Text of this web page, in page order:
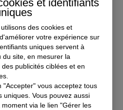
18:00
et identifiants
des cookies et
votre expérience sur
uniques servent à
du site, en mesurer la
publicités ciblées et en
"Accepter" vous acceptez tous
uniques. Vous pouvez aussi
via le lien "Gérer les